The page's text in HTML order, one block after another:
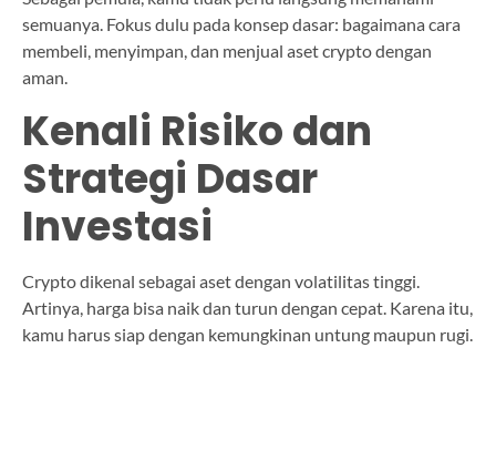
semuanya. Fokus dulu pada konsep dasar: bagaimana cara
membeli, menyimpan, dan menjual aset crypto dengan
aman.
Kenali Risiko dan
Strategi Dasar
Investasi
Crypto dikenal sebagai aset dengan volatilitas tinggi.
Artinya, harga bisa naik dan turun dengan cepat. Karena itu,
kamu harus siap dengan kemungkinan untung maupun rugi.